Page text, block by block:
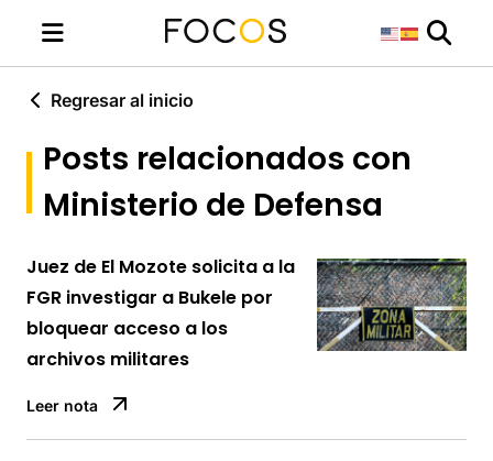
Regresar al inicio
Posts relacionados con
Ministerio de Defensa
Juez de El Mozote solicita a la
FGR investigar a Bukele por
bloquear acceso a los
archivos militares
Leer nota